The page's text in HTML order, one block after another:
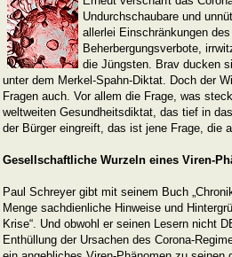
Undurchschaubare und
allerlei Einschränkungen
Beherbergungsverbote,
die Jüngsten. Brav ducken
unter dem Merkel-Spahn-Diktat. Doch der
Fragen auch. Vor allem die Frage, was
weltweiten Gesundheitsdiktat, das tief in
der Bürger eingreift, das ist jene Frage, die
Gesellschaftliche Wurzeln eines Viren-
Paul Schreyer gibt mit seinem Buch
Menge sachdienliche Hinweise und
Krise“. Und obwohl er seinen Lesern nicht
Enthüllung der Ursachen des Corona-